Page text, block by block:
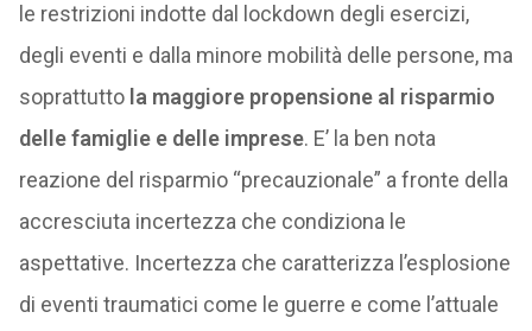
le restrizioni indotte dal lockdown degli esercizi,
degli eventi e dalla minore mobilità delle persone, ma
soprattutto la maggiore propensione al risparmio
delle famiglie e delle imprese. E’ la ben nota
reazione del risparmio “precauzionale” a fronte della
accresciuta incertezza che condiziona le
aspettative. Incertezza che caratterizza l’esplosione
di eventi traumatici come le guerre e come l’attuale